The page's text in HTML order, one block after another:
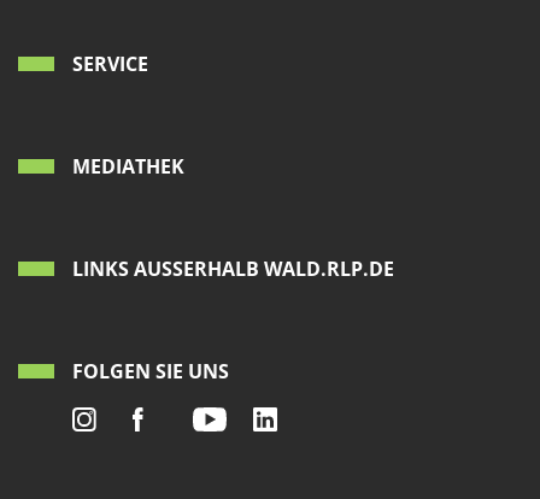
SERVICE
MEDIATHEK
LINKS AUSSERHALB WALD.RLP.DE
FOLGEN SIE UNS